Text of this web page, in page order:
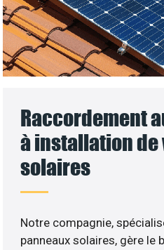
Raccordement
à installation de
solaires
Notre compagnie,
panneaux solaires, gère le